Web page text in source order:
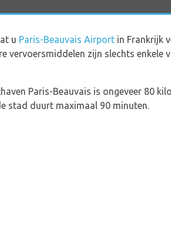
u Paris-Beauvais Airport in Frankrijk
vervoersmiddelen zijn slechts enkele
Paris-Beauvais is ongeveer 80
stad duurt maximaal 90 minuten.